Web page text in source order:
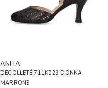
ANITA
DÉCOLLETÉ 711K029 DONNA
MARRONE